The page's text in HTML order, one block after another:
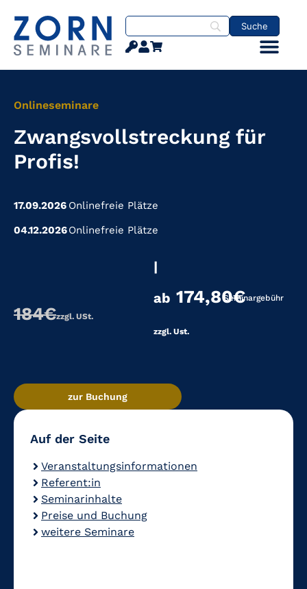
Onlineseminare
Zwangsvollstreckung für
Profis!
17.09.2026 Onlinefreie Plätze
04.12.2026Onlinefreie Plätze
184€zzgl. USt.
|
ab 174,80€
zzgl. Ust.
Seminargebühr
zur Buchung
Auf der Seite
Veranstaltungsinformationen
Referent:in
Seminarinhalte
Preise und Buchung
weitere Seminare